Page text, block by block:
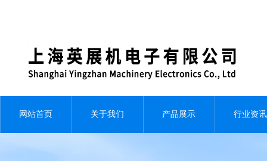
网站首页 关于我们 产品展示 行业资讯